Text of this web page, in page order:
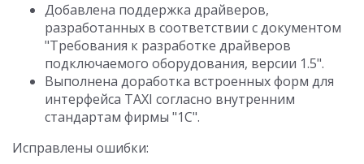
Добавлена поддержка драйверов,
разработанных в соответствии с документом
"Требования к разработке драйверов
подключаемого оборудования, версии 1.5".
Выполнена доработка встроенных форм для
интерфейса TAXI согласно внутренним
стандартам фирмы "1С".
Исправлены ошибки: